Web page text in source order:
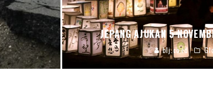
JEPANG AJUKAN 5
blj.co.id